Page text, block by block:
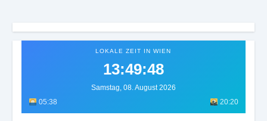
LOKALE ZEIT IN WIEN
13:49:51
Samstag, 08. August 2026
05:38
20:20